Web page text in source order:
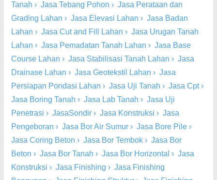
Tanah › Jasa Tebang Pohon › Jasa Perataan dan
Grading Lahan › Jasa Elevasi Lahan › Jasa Badan
Lahan › Jasa Cut and Fill Lahan › Jasa Urugan Tanah
Lahan › Jasa Pemadatan Tanah Lahan › Jasa Base
Course Lahan › Jasa Stabilisasi Tanah Lahan › Jasa
Drainase Lahan › Jasa Geotekstil Lahan › Jasa
Persiapan Pondasi Lahan › Jasa Uji Tanah › Jasa Cpt›
Jasa Boring Tanah › Jasa Lab Tanah › Jasa Uji
Penetrasi › JasaSondir › Jasa Konstruksi › Jasa
Pengeboran › Jasa Bor Air Sumur › Jasa Bore Pile ›
Jasa Coring Beton › Jasa Bor Tembok › Jasa Bor
Beton › Jasa Bor Tanah › Jasa Bor Horizontal › Jasa
Konstruksi › Jasa Finishing › Jasa Finishing